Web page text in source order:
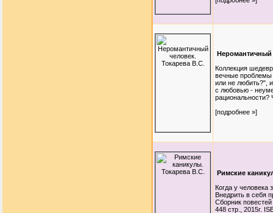
Неромантичный
Коллекция
вечные проблемы
или не любить?",
с любовью -
рациональности?
[подробнее »]
Римские
Когда у
Внедрить в себя
Сборник
448 стр., 2015г.